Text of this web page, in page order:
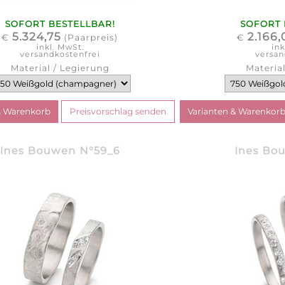
SOFORT BESTELLBAR!
€ 5.324,75 (Paarpreis)
inkl. MwSt.
versandkostenfrei
Material / Legierung
SOFORT
€
Ines Bouwen N°59_6 Ines